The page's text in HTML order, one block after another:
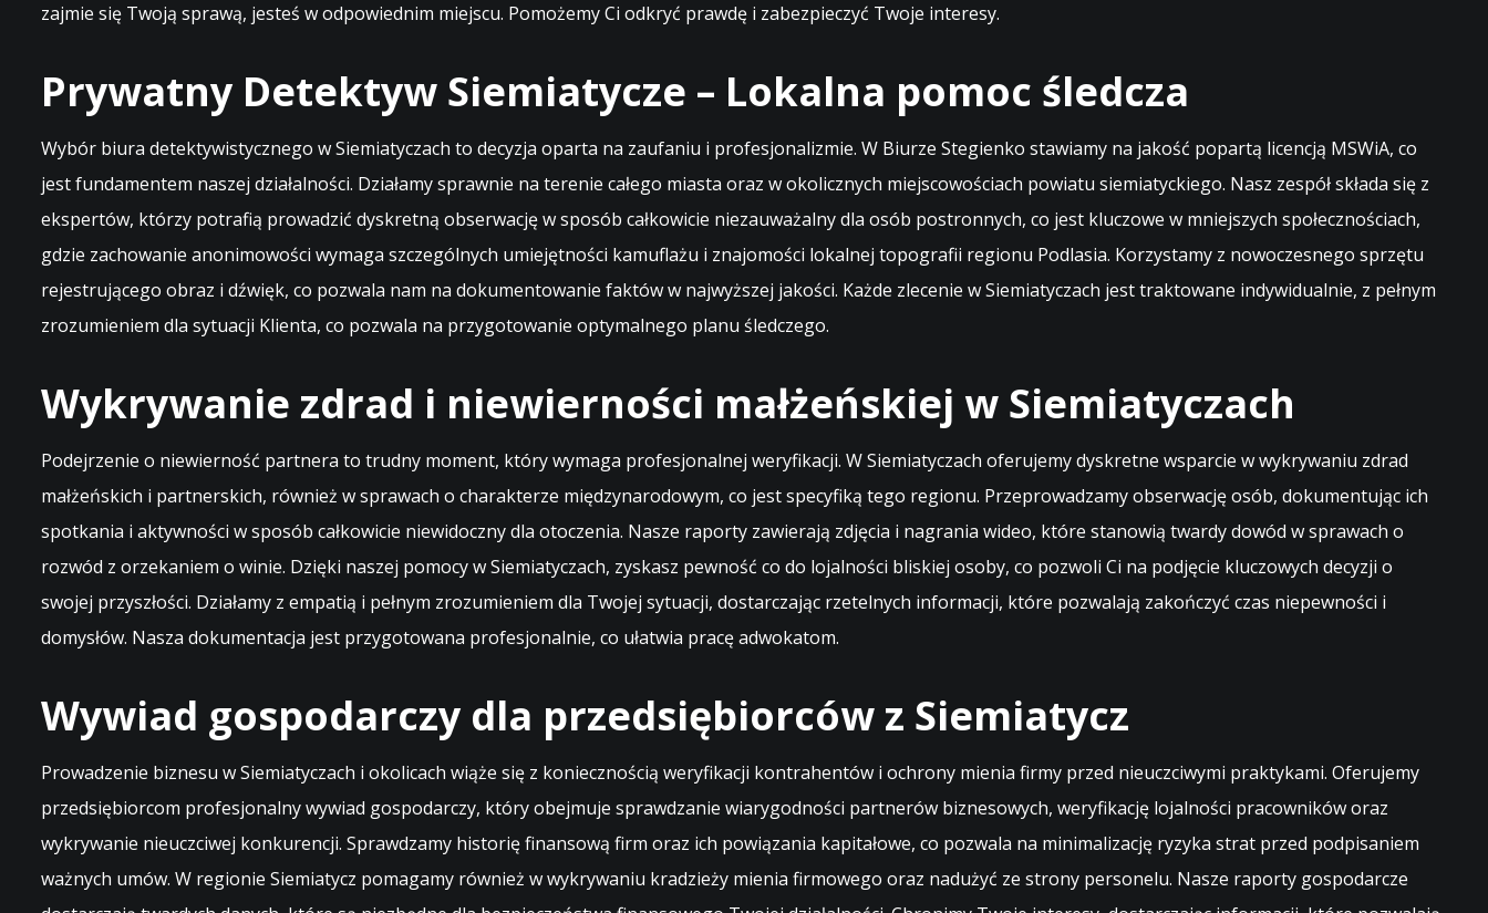
zajmie się Twoją sprawą, jesteś w odpowiednim miejscu. Pomożemy Ci odkryć prawdę i zabezpieczyć Twoje interesy.
Prywatny Detektyw Siemiatycze – Lokalna pomoc śledcza
Wybór biura detektywistycznego w Siemiatyczach to decyzja oparta na zaufaniu i profesjonalizmie. W Biurze Stegienko stawiamy na jakość popartą licencją MSWiA, co
jest fundamentem naszej działalności. Działamy sprawnie na terenie całego miasta oraz w okolicznych miejscowościach powiatu siemiatyckiego. Nasz zespół składa się z
ekspertów, którzy potrafią prowadzić dyskretną obserwację w sposób całkowicie niezauważalny dla osób postronnych, co jest kluczowe w mniejszych społecznościach,
gdzie zachowanie anonimowości wymaga szczególnych umiejętności kamuflażu i znajomości lokalnej topografii regionu Podlasia. Korzystamy z nowoczesnego sprzętu
rejestrującego obraz i dźwięk, co pozwala nam na dokumentowanie faktów w najwyższej jakości. Każde zlecenie w Siemiatyczach jest traktowane indywidualnie, z pełnym
zrozumieniem dla sytuacji Klienta, co pozwala na przygotowanie optymalnego planu śledczego.
Wykrywanie zdrad i niewierności małżeńskiej w Siemiatyczach
Podejrzenie o niewierność partnera to trudny moment, który wymaga profesjonalnej weryfikacji. W Siemiatyczach oferujemy dyskretne wsparcie w wykrywaniu zdrad
małżeńskich i partnerskich, również w sprawach o charakterze międzynarodowym, co jest specyfiką tego regionu. Przeprowadzamy obserwację osób, dokumentując ich
spotkania i aktywności w sposób całkowicie niewidoczny dla otoczenia. Nasze raporty zawierają zdjęcia i nagrania wideo, które stanowią twardy dowód w sprawach o
rozwód z orzekaniem o winie. Dzięki naszej pomocy w Siemiatyczach, zyskasz pewność co do lojalności bliskiej osoby, co pozwoli Ci na podjęcie kluczowych decyzji o
swojej przyszłości. Działamy z empatią i pełnym zrozumieniem dla Twojej sytuacji, dostarczając rzetelnych informacji, które pozwalają zakończyć czas niepewności i
domysłów. Nasza dokumentacja jest przygotowana profesjonalnie, co ułatwia pracę adwokatom.
Wywiad gospodarczy dla przedsiębiorców z Siemiatycz
Prowadzenie biznesu w Siemiatyczach i okolicach wiąże się z koniecznością weryfikacji kontrahentów i ochrony mienia firmy przed nieuczciwymi praktykami. Oferujemy
przedsiębiorcom profesjonalny wywiad gospodarczy, który obejmuje sprawdzanie wiarygodności partnerów biznesowych, weryfikację lojalności pracowników oraz
wykrywanie nieuczciwej konkurencji. Sprawdzamy historię finansową firm oraz ich powiązania kapitałowe, co pozwala na minimalizację ryzyka strat przed podpisaniem
ważnych umów. W regionie Siemiatycz pomagamy również w wykrywaniu kradzieży mienia firmowego oraz nadużyć ze strony personelu. Nasze raporty gospodarcze